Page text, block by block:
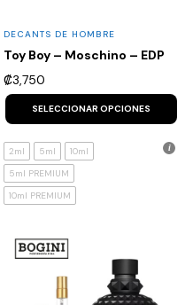
DECANTS DE HOMBRE
Toy Boy – Moschino – EDP
₡3,750
SELECCIONAR OPCIONES
2ml 5ml
10ml
5ml PREMIUM
10ml PREMIUM